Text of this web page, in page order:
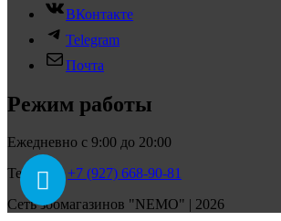
ВКонтакте
Telegram
Почта
Режим работы
Ежедневно с 9:00 до 20:00
Телефон:+7 (927) 668-90-81
Сеть зоомагазинов "NEMO" | 2026